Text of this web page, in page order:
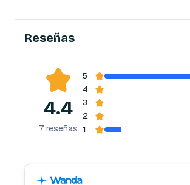
Reseñas
4.4
7 reseñas
5
4
3
2
1